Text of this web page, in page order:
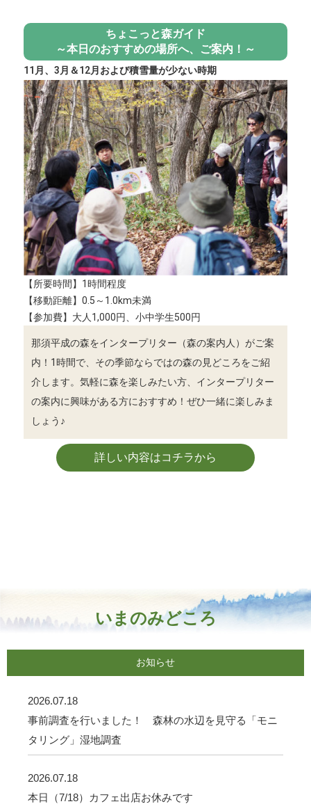
ちょこっと森ガイド
～本日のおすすめの場所へ、ご案内！～
11月、3月＆12月および積雪量が少ない時期
【所要時間】1時間程度
【移動距離】0.5～1.0km未満
【参加費】大人1,000円、小中学生500円
那須平成の森をインタープリター（森の案内人）がご案
内！1時間で、その季節ならではの森の見どころをご紹
介します。気軽に森を楽しみたい方、インタープリター
の案内に興味がある方におすすめ！ぜひ一緒に楽しみま
しょう♪
詳しい内容はコチラから
いまのみどころ
お知らせ
2026.07.18
事前調査を行いました！ 森林の水辺を見守る「モニ
タリング」湿地調査
2026.07.18
本日（7/18）カフェ出店お休みです